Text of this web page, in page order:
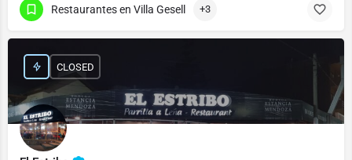
Restaurantes en Villa Gesell +3
CLOSED